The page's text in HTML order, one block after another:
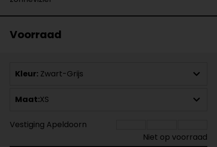
Voorraad
Kleur: Zwart-Grijs
Maat:XS
Vestiging Apeldoorn
Niet op voorraad